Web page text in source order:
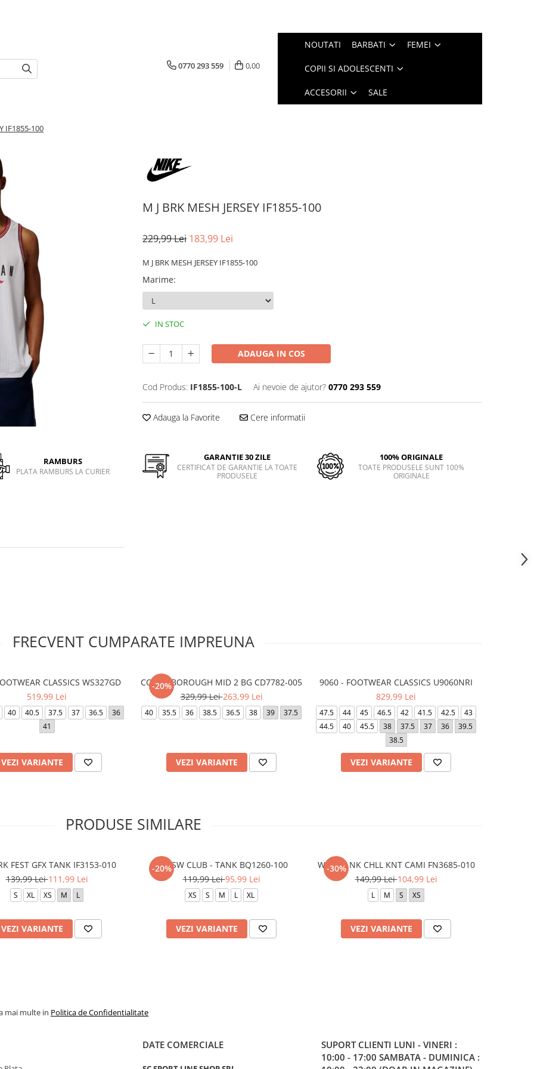
0770 293 559 0,00
NOUTATI BARBATI FEMEI
COPII SI ADOLESCENTI
ACCESORII SALE
IF1855-100
M J BRK MESH JERSEY IF1855-100
229,99 Lei 183,99 Lei
M J BRK MESH JERSEY IF1855-100
Marime:
IN STOC
ADAUGA IN COS
Cod Produs: IF1855-100-L Ai nevoie de ajutor? 0770 293 559
Adauga la Favorite Cere informatii
RAMBURS
PLATA RAMBURS LA CURIER
GARANTIE 30 ZILE
CERTIFICAT DE GARANTIE LA TOATE
PRODUSELE
100% ORIGINALE
TOATE PRODUSELE SUNT 100%
ORIGINALE
FRECVENT CUMPARATE IMPREUNA
CLASSICS WS327GD
519,99 Lei
40 40.5 37.5 37 36.5
36
41
VEZI VARIANTE
-20%
COURT BOROUGH MID 2 BG CD7782-005
329,99 Lei263,99 Lei
40 35.5 36 38.5 36.5 38 39 37.5
VEZI VARIANTE
9060 - FOOTWEAR CLASSICS U9060NRI
829,99 Lei
47.5 44 45 46.5 42 41.5 42.5
43
44.5
40 45.5 38 37.5 37 36
39.5
38.5
VEZI VARIANTE
PRODUSE SIMILARE
FEST GFX TANK IF3153-010
139,99 Lei111,99 Lei
S XL XS M L
VEZI VARIANTE
-20%
M NSW CLUB - TANK BQ1260-100
119,99 Lei95,99 Lei
XS S M L XL
VEZI VARIANTE
-30%
W NSW NK CHLL KNT CAMI FN3685-010
149,99 Lei104,99 Lei
L M S XS
VEZI VARIANTE
mai multe in Politica de Confidentialitate
DATE COMERCIALE SUPORT CLIENTI LUNI - VINERI :
10:00 - 17:00 SAMBATA - DUMINICA :